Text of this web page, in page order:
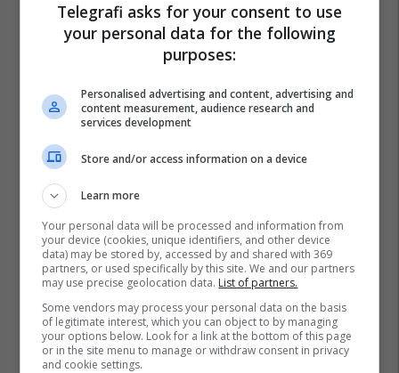
Telegrafi asks for your consent to use
your personal data for the following
purposes:
Personalised advertising and content, advertising and
content measurement, audience research and
services development
Store and/or access information on a device
Learn more
Your personal data will be processed and information from
your device (cookies, unique identifiers, and other device
data) may be stored by, accessed by and shared with 369
partners, or used specifically by this site. We and our partners
may use precise geolocation data. List of partners.
Some vendors may process your personal data on the basis
of legitimate interest, which you can object to by managing
your options below. Look for a link at the bottom of this page
or in the site menu to manage or withdraw consent in privacy
and cookie settings.